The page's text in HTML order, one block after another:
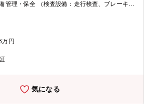
管理・保全 （検査設備：走行検査、ブレーキ検
は、車両の品質管理が重要です。 １台１台丹精
で造られたクルマをお客様が安心して乗ってい
万円
気になる